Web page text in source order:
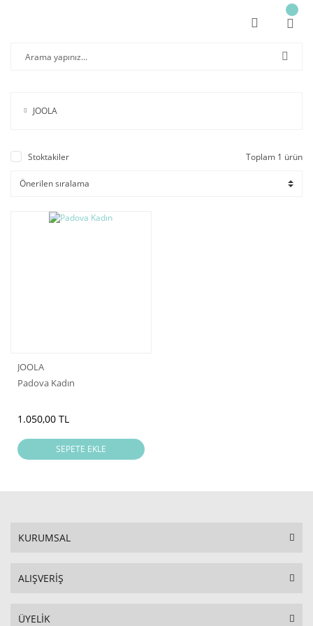
JOOLA
Stoktakiler Toplam 1 ürün
JOOLA
Padova Kadın
1.050,00 TL
SEPETE EKLE
KURUMSAL
ALIŞVERİŞ
ÜYELİK